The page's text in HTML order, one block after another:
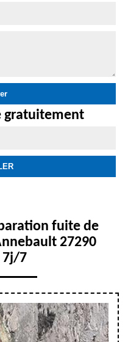
gratuitement
fuite de
27290
7j/7